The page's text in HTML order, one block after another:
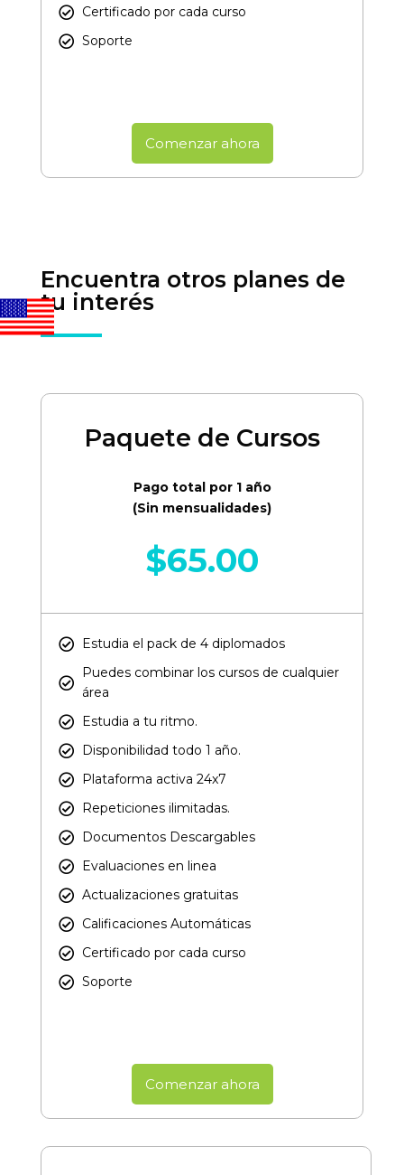
Certificado por cada curso​
Soporte
Comenzar ahora
Encuentra otros planes de
tu interés
Paquete de Cursos
Pago total por 1 año
(Sin mensualidades)
$65.00
Estudia el pack de 4 diplomados
Puedes combinar los cursos de cualquier
área​
Estudia a tu ritmo.
Disponibilidad todo 1 año.
Plataforma activa 24x7
Repeticiones ilimitadas.
Documentos Descargables
Evaluaciones en linea
Actualizaciones gratuitas
Calificaciones Automáticas
Certificado por cada curso​
Soporte
Comenzar ahora